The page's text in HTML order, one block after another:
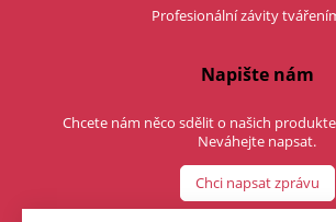
Profesionální závity
Napište nám
Chcete nám něco sdělit o našich
Neváhejte napsat.
Chci napsat zprávu